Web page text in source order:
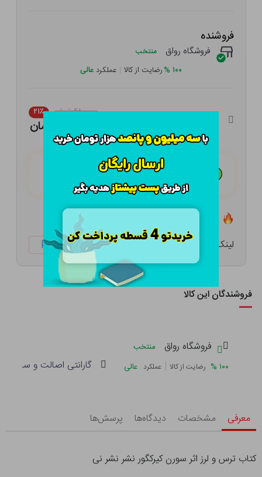
فروشنده
فروشگاه رواق منتخب
۱۰۰ %رضایت از کالا | عملکرد عالی
۴۸۰,۰۰۰ تومان ۲۱٪
هـر قسط با تــرب‌پــی:
۴ قسط مــاهـانـه؛ بـدون سـود، چـک و ضـامـن
لینک کوتاه: ketabtala.com/sbp-1481
فروشندگان این کالا
فروشگاه رواق
منتخب
۱۰۰ % رضایت از کالا | عملکرد عالی گارانتی اصالت و سلامت
معرفی مشخصات دیدگاه‌ها پرسش‌ها
کتاب ترس و لرز اثر سورن کیرکگور نشر نشر نی